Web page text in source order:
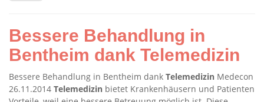
Bessere Behandlung in
Bentheim dank Telemedizin
Bessere Behandlung in Bentheim dank Telemedizin Medecon
26.11.2014 Telemedizin bietet Krankenhäusern und Patienten